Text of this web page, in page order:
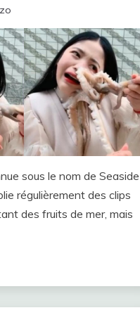
sous le nom de Seaside
régulièrement des clips
des fruits de mer, mais